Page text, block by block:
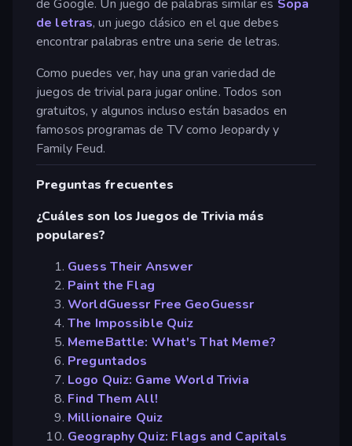
de Google. Un juego de palabras similar es Sopa
de letras, un juego clásico en el que debes
encontrar palabras entre una serie de letras.
Como puedes ver, hay una gran variedad de
juegos de trivial para jugar online. Todos son
gratuitos, y algunos incluso están basados en
famosos programas de TV como Jeopardy y
Family Feud.
Preguntas frecuentes
¿Cuáles son los Juegos de Trivia más
populares?
Guess Their Answer
Paint the Flag
WorldGuessr Free GeoGuessr
The Impossible Quiz
MemeBattle: What's That Meme?
Preguntados
Logo Quiz: Game World Trivia
Find Them All!
Millionaire Quiz
Geography Quiz: Flags and Capitals